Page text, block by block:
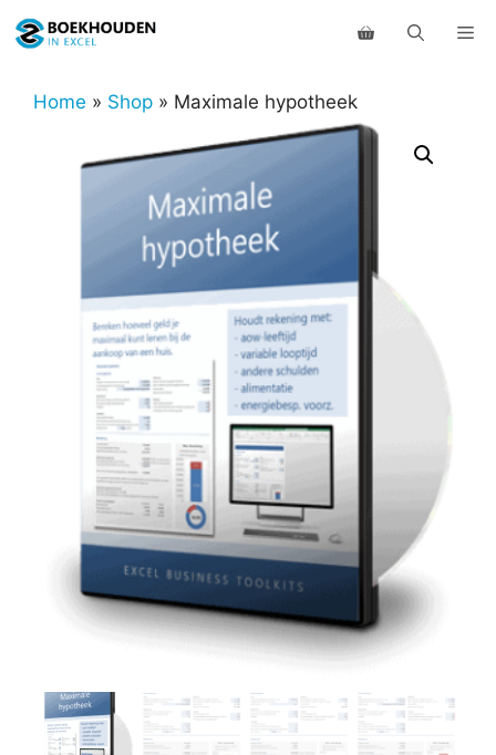
naar
inhoudHome » Shop » Maximale hypotheek